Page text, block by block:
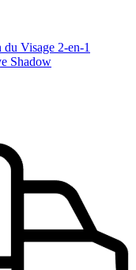
Visage 2-en-1
Shadow